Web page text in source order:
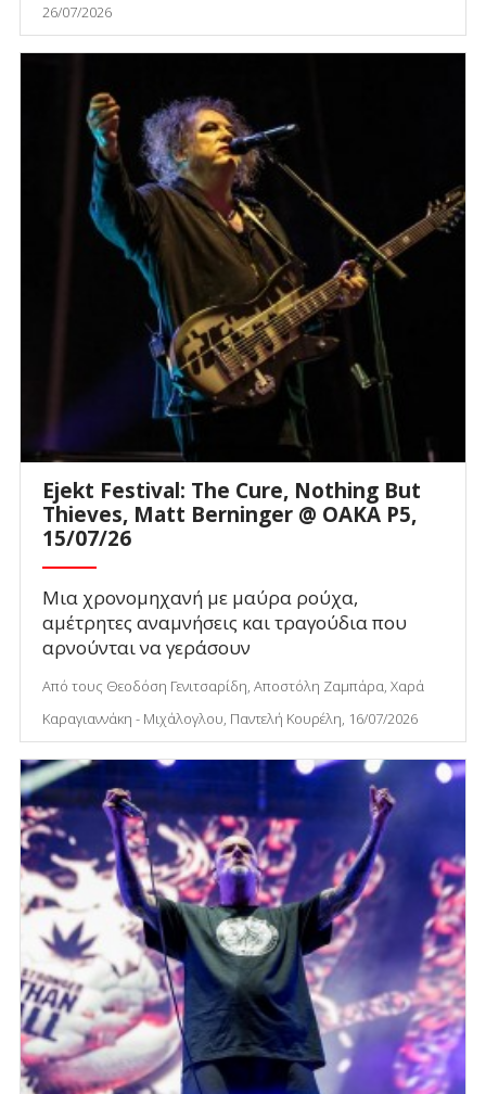
26/07/2026
Ejekt Festival: The Cure, Nothing But
Thieves, Matt Berninger @ ΟΑΚΑ P5,
15/07/26
Μια χρονομηχανή με μαύρα ρούχα,
αμέτρητες αναμνήσεις και τραγούδια που
αρνούνται να γεράσουν
Από τους Θεοδόση Γενιτσαρίδη, Αποστόλη Ζαμπάρα, Χαρά
Καραγιαννάκη - Μιχάλογλου, Παντελή Κουρέλη, 16/07/2026